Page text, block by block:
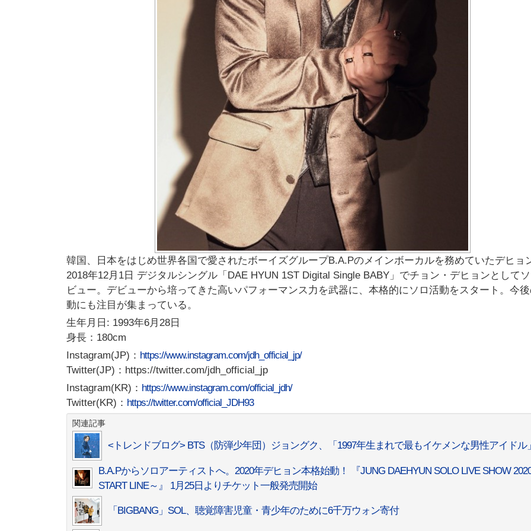
韓国、日本をはじめ世界各国で愛されたボーイズグループB.A.Pのメインボーカルを務めていたデヒョ
2018年12月1日 デジタルシングル「DAE HYUN 1ST Digital Single BABY」でチョン・デヒョンとして
ビュー。デビューから培ってきた高いパフォーマンス力を武器に、本格的にソロ活動をスタート。今
動にも注目が集まっている。
生年月日: 1993年6月28日
身長：180cm
Instagram(JP)： https://www.instagram.com/jdh_official_jp/
Twitter(JP)：https://twitter.com/jdh_official_jp
Instagram(KR)： https://www.instagram.com/official_jdh/
Twitter(KR)： https://twitter.com/official_JDH93
関連記事
<トレンドブログ> BTS（防弾少年団）ジョングク、「1997年生まれで最もイケメンな男性アイドル
B.A.Pからソロアーティストへ。2020年デヒョン本格始動！ 『JUNG DAEHYUN SOLO LIVE SHOW
START LINE～』 1月25日よりチケット一般発売開始
「BIGBANG」SOL、聴覚障害児童・青少年のために6千万ウォン寄付